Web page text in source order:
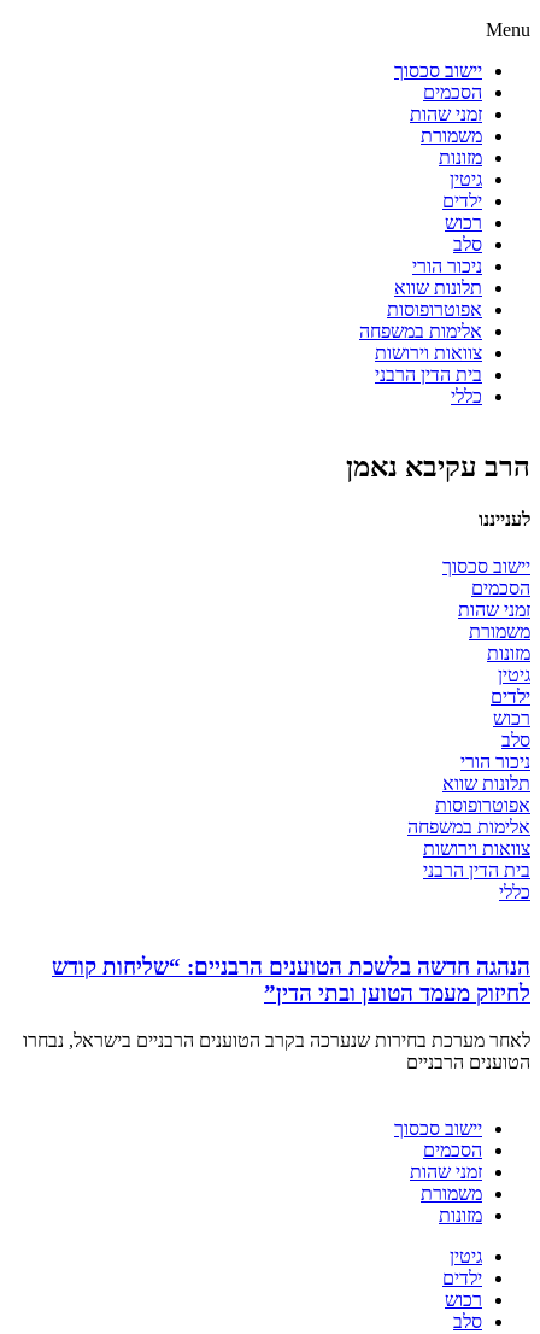
Menu
יישוב סכסוך
הסכמים
זמני שהות
משמורת
מזונות
גיטין
ילדים
רכוש
סלב
ניכור הורי
תלונות שווא
אפוטרופוסות
אלימות במשפחה
צוואות וירושות
בית הדין הרבני
כללי
הרב עקיבא נאמן
לענייננו
יישוב סכסוך
הסכמים
זמני שהות
משמורת
מזונות
גיטין
ילדים
רכוש
סלב
ניכור הורי
תלונות שווא
אפוטרופוסות
אלימות במשפחה
צוואות וירושות
בית הדין הרבני
כללי
הנהגה חדשה בלשכת הטוענים הרבניים: “שליחות קודש
לחיזוק מעמד הטוען ובתי הדין”
לאחר מערכת בחירות שנערכה בקרב הטוענים הרבניים בישראל, נבחרו
הטוענים הרבניים
יישוב סכסוך
הסכמים
זמני שהות
משמורת
מזונות
גיטין
ילדים
רכוש
סלב